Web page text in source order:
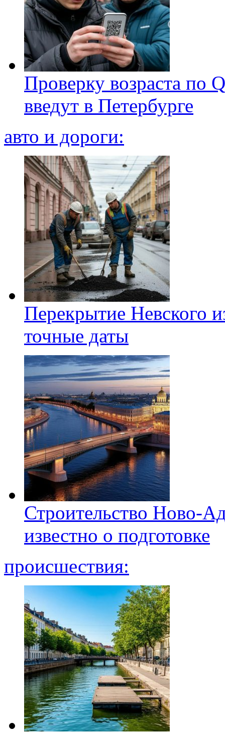
Проверку возраста по
введут в Петербурге
авто и дороги:
Перекрытие Невского
точные даты
Строительство Ново-
известно о подготовке
происшествия: